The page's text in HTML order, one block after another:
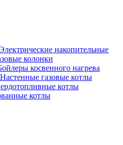
накопительные
колонки
косвенного нагрева
Настенные газовые котлы
котлы
котлы